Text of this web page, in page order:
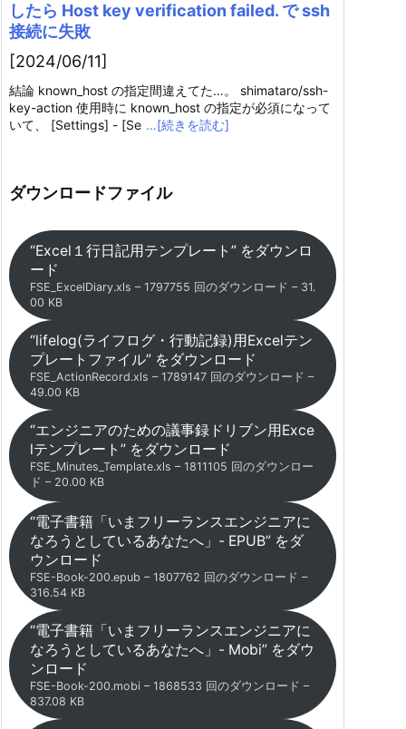
したら Host key verification failed. で ssh
接続に失敗
[2024/06/11]
結論 known_host の指定間違えてた…。 shimataro/ssh-
key-action 使用時に known_host の指定が必須になって
いて、 [Settings] - [Se …[続きを読む]
ダウンロードファイル
“Excel１行日記用テンプレート” をダウンロ
ード
FSE_ExcelDiary.xls – 1797755 回のダウンロード – 31.
00 KB
“lifelog(ライフログ・行動記録)用Excelテン
プレートファイル” をダウンロード
FSE_ActionRecord.xls – 1789147 回のダウンロード –
49.00 KB
“エンジニアのための議事録ドリブン用Exce
lテンプレート” をダウンロード
FSE_Minutes_Template.xls – 1811105 回のダウンロー
ド – 20.00 KB
“電子書籍「いまフリーランスエンジニアに
なろうとしているあなたへ」- EPUB” をダ
ウンロード
FSE-Book-200.epub – 1807762 回のダウンロード –
316.54 KB
“電子書籍「いまフリーランスエンジニアに
なろうとしているあなたへ」- Mobi” をダウ
ンロード
FSE-Book-200.mobi – 1868533 回のダウンロード –
837.08 KB